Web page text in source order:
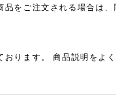
をご注文される場合は
ります。 商品説明をよく